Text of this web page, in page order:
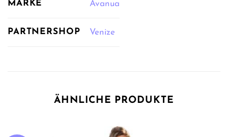
MARKE Avanua
PARTNERSHOP Venize
ÄHNLICHE PRODUKTE